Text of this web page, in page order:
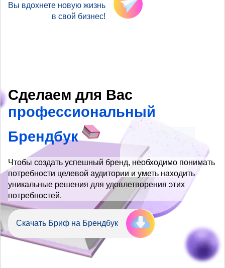
Вы вдохнете новую жизнь
в свой бизнес!
Сделаем для Вас
профессиональный
Брендбук
Чтобы создать успешный бренд, необходимо понимать
потребности целевой аудитории и уметь находить
уникальные решения для удовлетворения этих
потребностей.
Скачать Бриф на Брендбук